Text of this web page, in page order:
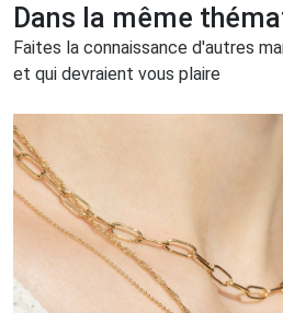
Dans la même
Faites la connaissance d'autres
et qui devraient vous plaire